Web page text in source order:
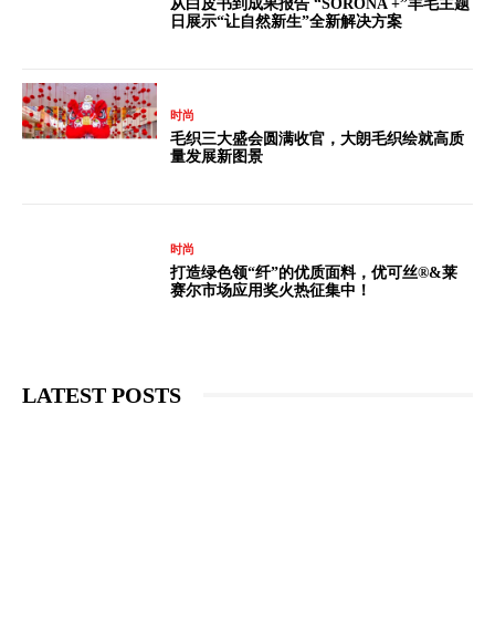
从白皮书到成果报告 “SORONA +”羊毛主题
日展示“让自然新生”全新解决方案
时尚
毛织三大盛会圆满收官，大朗毛织绘就高质
量发展新图景
时尚
打造绿色领“纤”的优质面料，优可丝®&莱
赛尔市场应用奖火热征集中！
LATEST POSTS